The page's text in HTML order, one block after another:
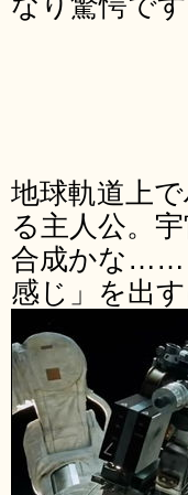
地球軌道上
る主人公。
合成かな……
感じ」を出